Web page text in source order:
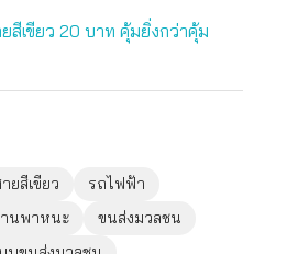
สีเขียว 20 บาท คุ้มยิ่งกว่าคุ้ม
ยสีเขียว
รถไฟฟ้า
นพาหนะ
ขนส่งมวลชน